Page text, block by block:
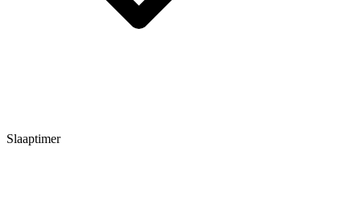
Slaaptimer